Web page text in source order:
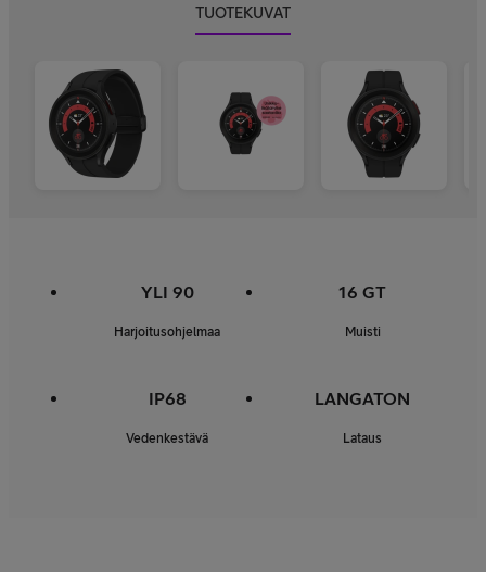
TUOTEKUVAT
YLI 90
Harjoitusohjelmaa
16 GT
Muisti
IP68
Vedenkestävä
LANGATON
Lataus